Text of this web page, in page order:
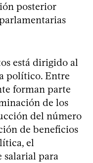
posterior
está dirigido al
político. Entre
forman parte
de los
del número
de beneficios
el
salarial para